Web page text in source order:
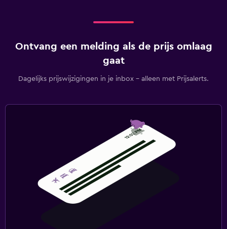
Ontvang een melding als de prijs omlaag
gaat
Dagelijks prijswijzigingen in je inbox - alleen met Prijsalerts.